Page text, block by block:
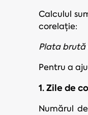
Calculul
corelație:
Plata brută
Pentru a
1. Zile de
Numărul